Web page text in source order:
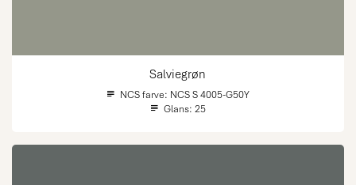
Salviegrøn
NCS farve: NCS S 4005-G50Y
Glans:25